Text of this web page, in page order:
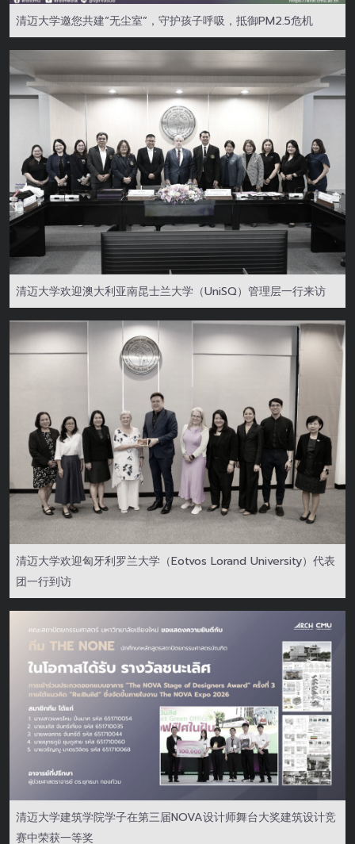
清迈大学邀您共建“无尘室”，守护孩子呼吸，抵御PM2.5危机
清迈大学欢迎澳大利亚南昆士兰大学（UniSQ）管理层一行来访
清迈大学欢迎匈牙利罗兰大学（Eotvos Lorand University）代表
团一行到访
清迈大学建筑学院学子在第三届NOVA设计师舞台大奖建筑设计竞
赛中荣获一等奖